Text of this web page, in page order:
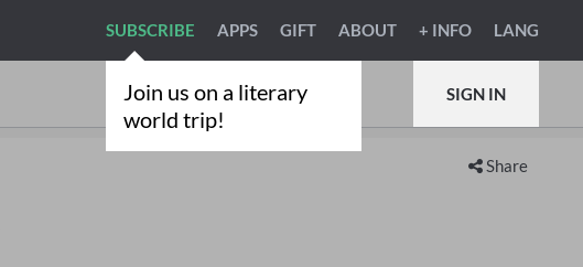
Join us on a literary
world trip!
SUBSCRIBE APPS GIFT ABOUT + INFO LANG
SIGN IN
Share